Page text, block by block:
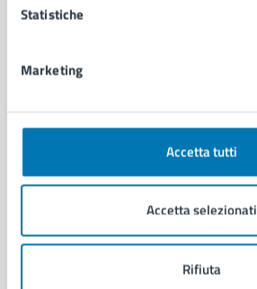
Statistiche
Marketing
Accetta tutti
Accetta selezionati
Rifiuta
Comune di Napoli
AMMINISTRAZIONE
Organi di governo
Enti e fondazioni
Personale amministrativo
Intranet, posta aziendale e protocollo